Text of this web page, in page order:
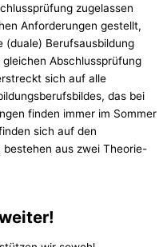
zugelassen
Anforderungen gestellt,
(duale) Berufsausbildung
Abschlussprüfung
sich auf alle
das bei
finden immer im Sommer
sich auf den
bestehen aus zwei Theorie-